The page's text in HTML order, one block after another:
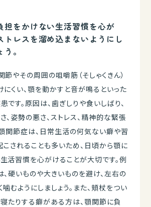
担をかけない生活習慣を心が
トレスを溜め込まないようにし
。
やその周囲の咀嚼筋（そしゃくきん）
にくい、顎を動かすと音が鳴るといった
す。原因は、歯ぎしりや食いしばり、
、姿勢の悪さ、ストレス、精神的な緊張
顎関節症は、日常生活の何気ない癖や習
こされることも多いため、日頃から顎に
活習慣を心がけることが大切です。例
、硬いものや大きいものを避け、左右の
むようにしましょう。また、頬杖をつい
寝たりする癖がある方は、顎関節に負